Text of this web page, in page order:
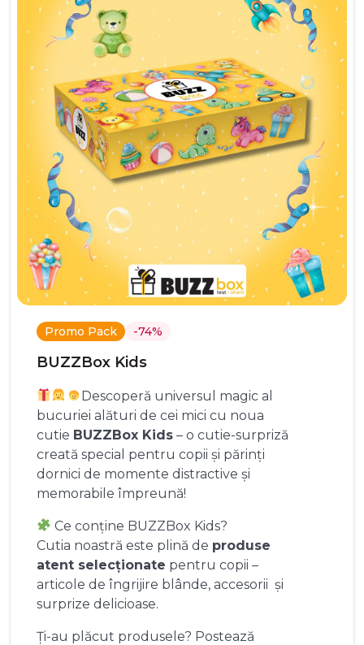
Promo Pack -74%
BUZZBox Kids
Descoperă universul magic al
bucuriei alături de cei mici cu noua
cutie BUZZBox Kids – o cutie-surpriză
creată special pentru copii și părinți
dornici de momente distractive și
memorabile împreună!
Ce conține BUZZBox Kids?
Cutia noastră este plină de produse
atent selecționate pentru copii –
articole de îngrijire blânde, accesorii și
surprize delicioase.
Ți-au plăcut produsele? Postează